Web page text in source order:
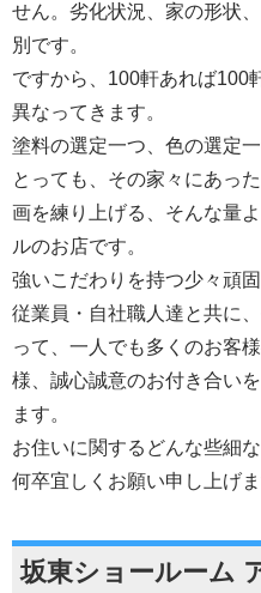
せん。劣化状況、家の形状
別です。
ですから、100軒あれば100
異なってきます。
塗料の選定一つ、色の選定
とっても、その家々にあっ
画を練り上げる、そんな量
ルのお店です。
強いこだわりを持つ少々頑
従業員・自社職人達と共に
って、一人でも多くのお客
様、誠心誠意のお付き合い
ます。
お住いに関するどんな些細
何卒宜しくお願い申し上げま
坂東ショールーム